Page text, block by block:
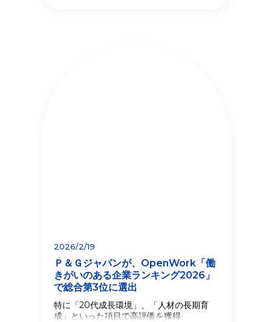
2026/2/19
Ｐ＆Ｇジャパンが、OpenWork「働
きがいのある企業ランキング2026」
で総合第3位に選出
特に「20代成長環境」、「人材の長期育
成」といった項目で高評価を獲得